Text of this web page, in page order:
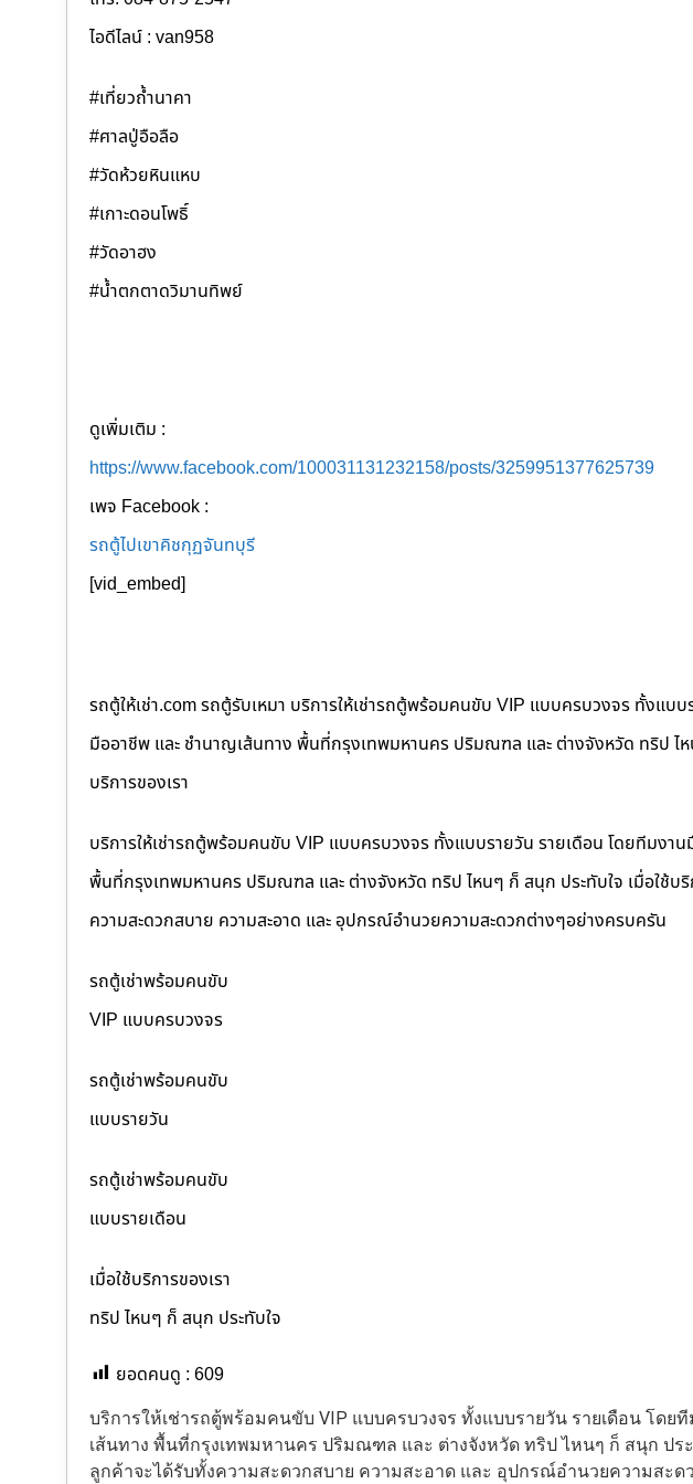
ไอดีไลน์ : van958
#เที่ยวถ้ำนาคา
#ศาลปู่อือลือ
#วัดห้วยหินแหบ
#เกาะดอนโพธิ์
#วัดอาฮง
#น้ำตกตาดวิมานทิพย์
ดูเพิ่มเติม :
https://www.facebook.com/100031131232158/posts/3259951377625739
เพจ Facebook :
รถตู้ไปเขาคิชกุฏจันทบุรี
[vid_embed]
รถตู้ให้เช่า.com รถตู้รับเหมา บริการให้เช่ารถตู้พร้อมคนขับ VIP แบบครบวงจร ทั้งแบ
มืออาชีพ และ ชำนาญเส้นทาง พื้นที่กรุงเทพมหานคร ปริมณฑล และ ต่างจังหวัด ทริป ไห
บริการของเรา
บริการให้เช่ารถตู้พร้อมคนขับ VIP แบบครบวงจร ทั้งแบบรายวัน รายเดือน โดยทีมงา
พื้นที่กรุงเทพมหานคร ปริมณฑล และ ต่างจังหวัด ทริป ไหนๆ ก็ สนุก ประทับใจ เมื่อใช้บริ
ความสะดวกสบาย ความสะอาด และ อุปกรณ์อำนวยความสะดวกต่างๆอย่างครบครัน
รถตู้เช่าพร้อมคนขับ
VIP แบบครบวงจร
รถตู้เช่าพร้อมคนขับ
แบบรายวัน
รถตู้เช่าพร้อมคนขับ
แบบรายเดือน
เมื่อใช้บริการของเรา
ทริป ไหนๆ ก็ สนุก ประทับใจ
ยอดคนดู : 609
บริการให้เช่ารถตู้พร้อมคนขับ VIP แบบครบวงจร ทั้งแบบรายวัน รายเดือน โด
เส้นทาง พื้นที่กรุงเทพมหานคร ปริมณฑล และ ต่างจังหวัด ทริป ไหนๆ ก็ สนุก ประ
ลูกค้าจะได้รับทั้งความสะดวกสบาย ความสะอาด และ อุปกรณ์อำนวยความสะด